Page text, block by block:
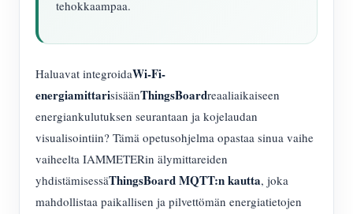
tehokkaampaa.
Haluavat integroidaWi-Fi-
energiamittarisisäänThingsBoardreaaliaikaiseen
energiankulutuksen seurantaan ja kojelaudan
visualisointiin? Tämä opetusohjelma opastaa sinua vaihe
vaiheelta IAMMETERin älymittareiden
yhdistämisessäThingsBoard MQTT:n kautta, joka
mahdollistaa paikallisen ja pilvettömän energiatietojen